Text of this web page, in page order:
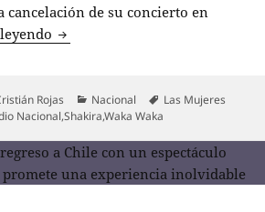
cancelación de su concierto en
Shakira desata la euforia en
Rojas Categorías
Nacional Etiquetas
Las Mujeres
Nacional,Shakira,Waka Waka